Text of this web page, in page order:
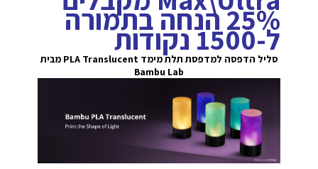
25% הנחה בתמורה
ל-1500 נקודות
סליל הדפסה למדפסת תלת מימד PLA Translucent
מבית
Bambu Lab